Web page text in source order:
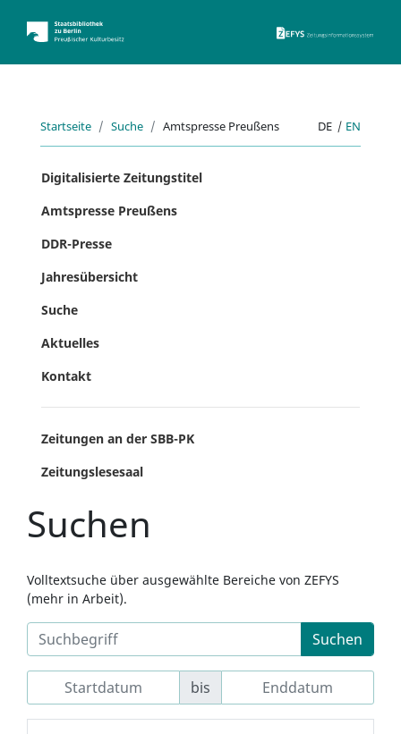
Startseite Suche Amtspresse Preußens DE | EN
Digitalisierte Zeitungstitel
Amtspresse Preußens
DDR-Presse
Jahresübersicht
Suche
Aktuelles
Kontakt
Zeitungen an der SBB-PK
Zeitungslesesaal
Suchen
Volltextsuche über ausgewählte Bereiche von ZEFYS
(mehr in Arbeit).
Suchen
bis